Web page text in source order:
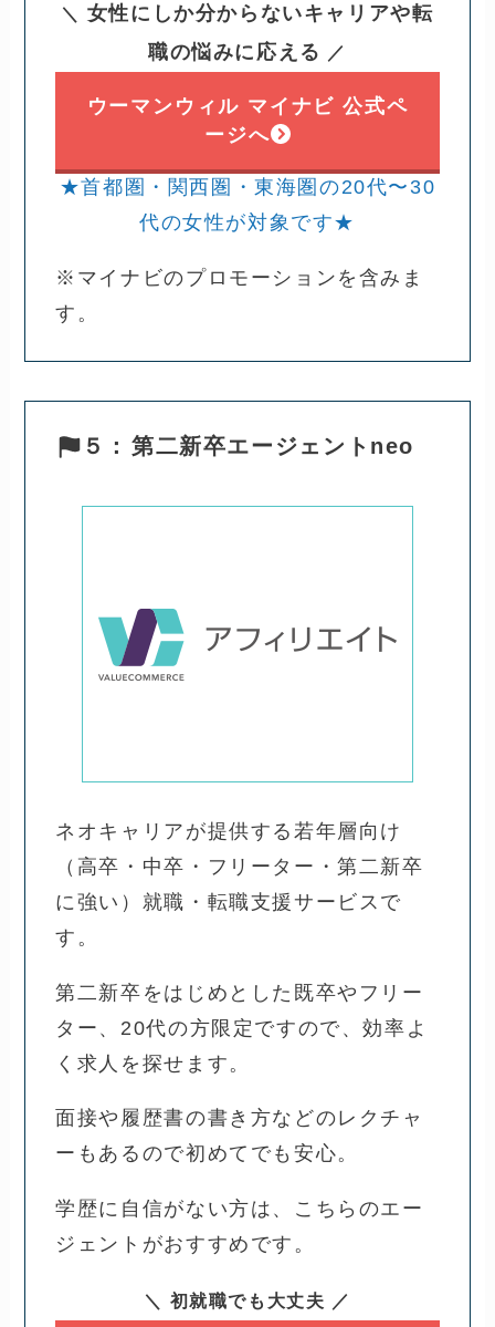
＼ 女性にしか分からないキャリアや転
職の悩みに応える
／
ウーマンウィル マイナビ 公式ペ
ージへ
★首都圏・関西圏・東海圏の20代〜30
代の女性が対象です★
※マイナビのプロモーションを含みま
す。
５： 第二新卒エージェントneo
ネオキャリアが提供する若年層向け
（高卒・中卒・フリーター・第二新卒
に強い）就職・転職支援サービスで
す。
第二新卒をはじめとした既卒やフリー
ター、20代の方限定ですので、効率よ
く求人を探せます。
面接や履歴書の書き方などのレクチャ
ーもあるので初めてでも安心。
学歴に自信がない方は、こちらのエー
ジェントがおすすめです。
＼ 初就職でも大丈夫 ／